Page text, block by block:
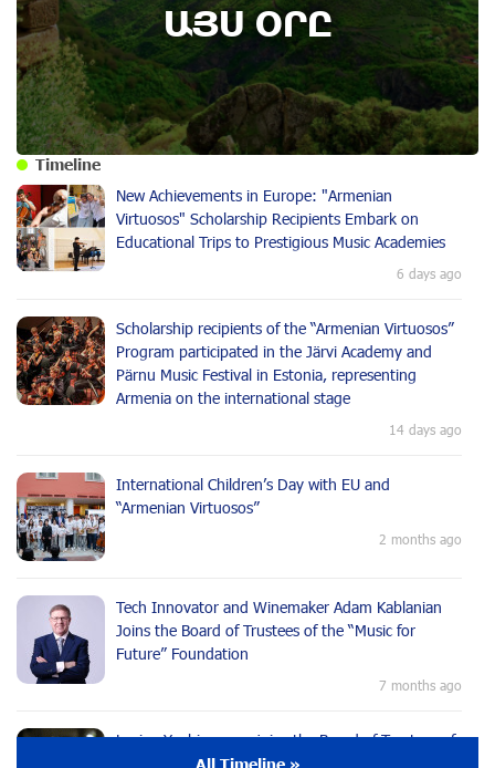
ԱՅՍ ՕՐԸ
Timeline
New Achievements in Europe: "Armenian
Virtuosos" Scholarship Recipients Embark on
Educational Trips to Prestigious Music Academies
6 days ago
Scholarship recipients of the “Armenian Virtuosos”
Program participated in the Järvi Academy and
Pärnu Music Festival in Estonia, representing
Armenia on the international stage
14 days ago
International Children’s Day with EU and
“Armenian Virtuosos”
2 months ago
Tech Innovator and Winemaker Adam Kablanian
Joins the Board of Trustees of the “Music for
Future” Foundation
7 months ago
Lusine Yeghiazaryan joins the Board of Trustees of
the Music for the Future Foundation
All Timeline »